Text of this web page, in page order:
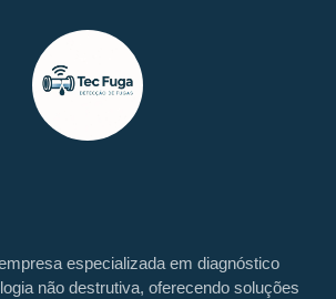
especializada em diagnóstico
não destrutiva, oferecendo soluções